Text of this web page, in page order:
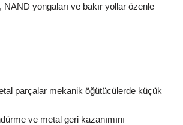
NAND yongaları ve bakır yollar özenle
parçalar mekanik öğütücülerde küçük
ve metal geri kazanımını